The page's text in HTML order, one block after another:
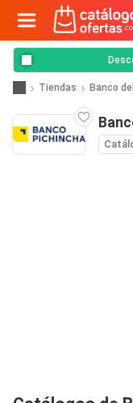
Tiendas Banco